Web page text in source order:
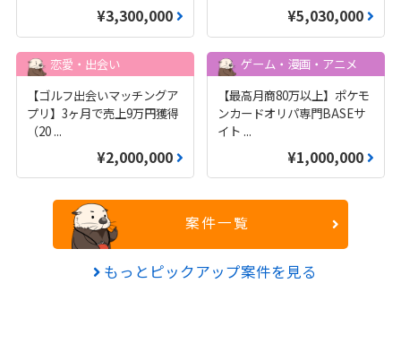
¥3,300,000 ¥5,030,000
恋愛・出会い
【ゴルフ出会いマッチングア
プリ】3ヶ月で売上9万円獲得
（20 ...
¥2,000,000
ゲーム・漫画・アニメ
【最高月商80万以上】ポケモ
ンカードオリパ専門BASEサ
イト ...
¥1,000,000
案件一覧
もっとピックアップ案件を見る